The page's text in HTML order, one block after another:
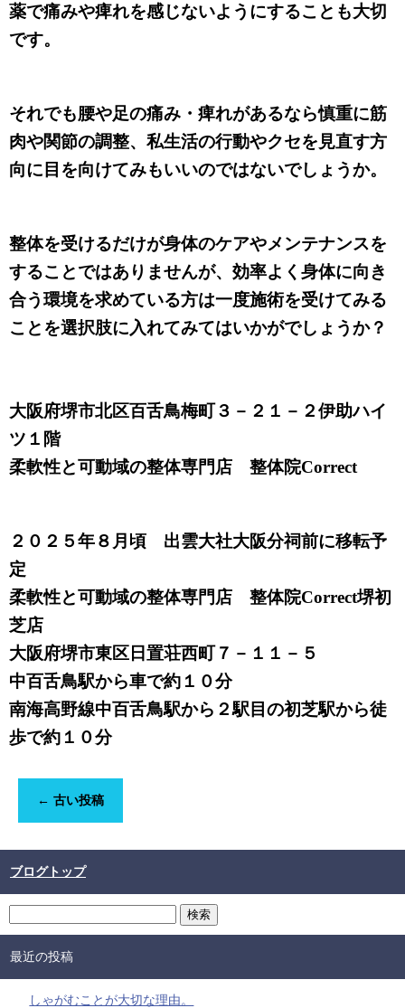
薬で痛みや痺れを感じないようにすることも大切
です。
それでも腰や足の痛み・痺れがあるなら慎重に筋
肉や関節の調整、私生活の行動やクセを見直す方
向に目を向けてみもいいのではないでしょうか。
整体を受けるだけが身体のケアやメンテナンスを
することではありませんが、効率よく身体に向き
合う環境を求めている方は一度施術を受けてみる
ことを選択肢に入れてみてはいかがでしょうか？
大阪府堺市北区百舌鳥梅町３－２１－２伊助ハイ
ツ１階
柔軟性と可動域の整体専門店 整体院Correct
２０２５年８月頃 出雲大社大阪分祠前に移転予
定
柔軟性と可動域の整体専門店 整体院Correct堺初
芝店
大阪府堺市東区日置荘西町７－１１－５
中百舌鳥駅から車で約１０分
南海高野線中百舌鳥駅から２駅目の初芝駅から徒
歩で約１０分
← 古い投稿
ブログトップ
最近の投稿
しゃがむことが大切な理由。